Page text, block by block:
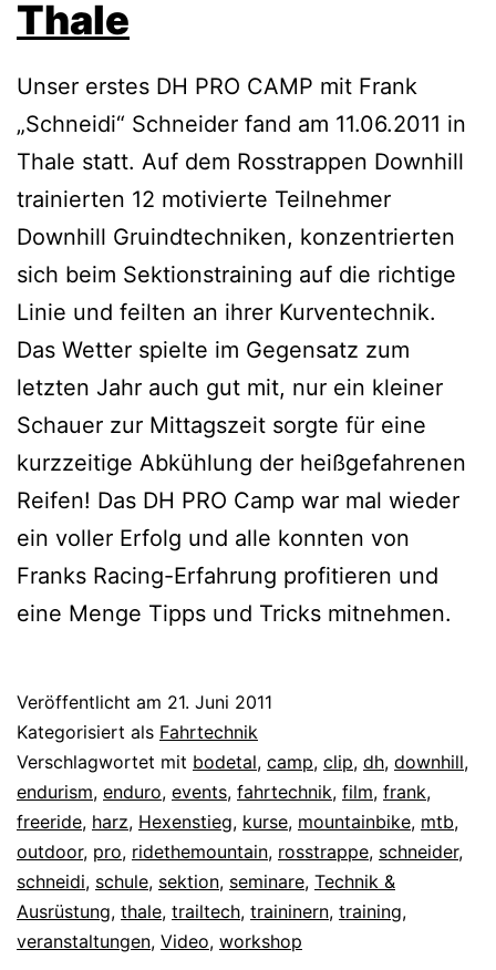
Thale
Unser erstes DH PRO CAMP mit Frank
„Schneidi“ Schneider fand am 11.06.2011 in
Thale statt. Auf dem Rosstrappen Downhill
trainierten 12 motivierte Teilnehmer
Downhill Gruindtechniken, konzentrierten
sich beim Sektionstraining auf die richtige
Linie und feilten an ihrer Kurventechnik.
Das Wetter spielte im Gegensatz zum
letzten Jahr auch gut mit, nur ein kleiner
Schauer zur Mittagszeit sorgte für eine
kurzzeitige Abkühlung der heißgefahrenen
Reifen! Das DH PRO Camp war mal wieder
ein voller Erfolg und alle konnten von
Franks Racing-Erfahrung profitieren und
eine Menge Tipps und Tricks mitnehmen.
Veröffentlicht am 21. Juni 2011
Kategorisiert als Fahrtechnik
Verschlagwortet mit bodetal, camp, clip, dh, downhill,
endurism, enduro, events, fahrtechnik, film, frank,
freeride, harz, Hexenstieg, kurse, mountainbike, mtb,
outdoor, pro, ridethemountain, rosstrappe, schneider,
schneidi, schule, sektion, seminare, Technik &
Ausrüstung, thale, trailtech, traininern, training,
veranstaltungen, Video, workshop